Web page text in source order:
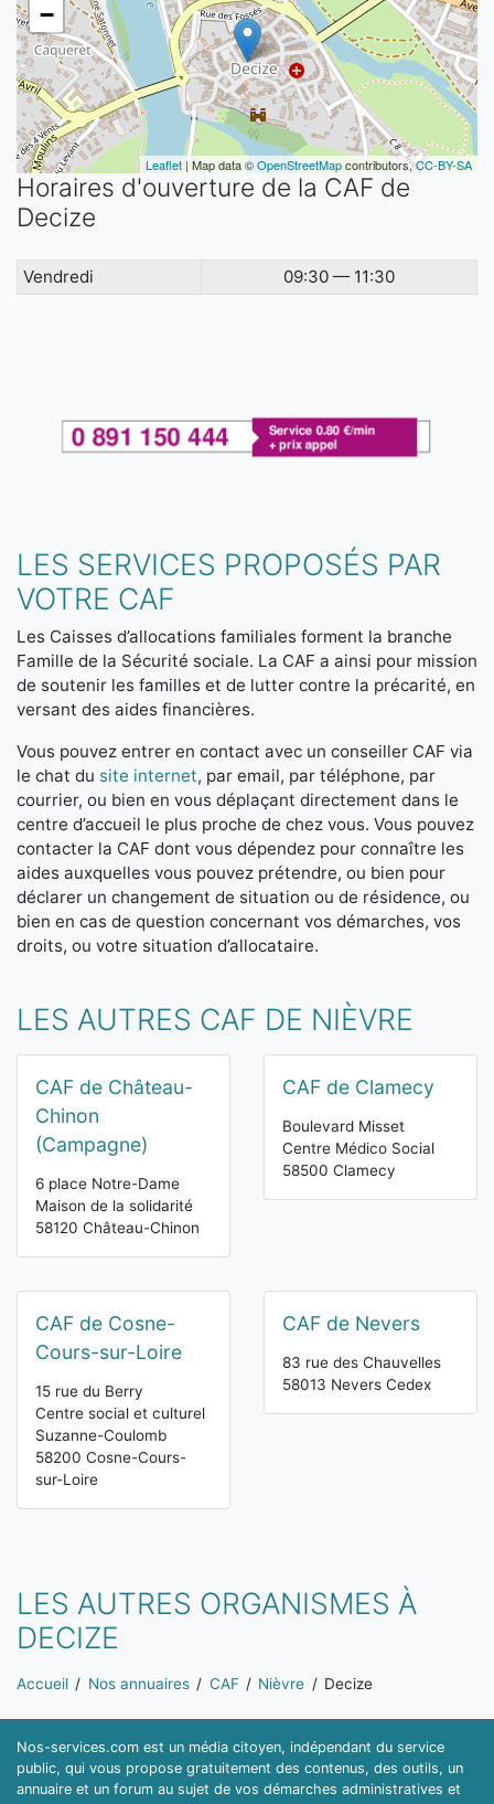
−
Leaflet | Map data ©OpenStreetMapcontributors,CC-BY-SA
Horaires d'ouverture de la CAF de
Decize
Vendredi 09:30 — 11:30
LES SERVICES PROPOSÉS PAR
VOTRE CAF
Les Caisses d’allocations familiales forment la branche
Famille de la Sécurité sociale. La CAF a ainsi pour mission
de soutenir les familles et de lutter contre la précarité, en
versant des aides financières.
Vous pouvez entrer en contact avec un conseiller CAF via
le chat du site internet, par email, par téléphone, par
courrier, ou bien en vous déplaçant directement dans le
centre d’accueil le plus proche de chez vous. Vous pouvez
contacter la CAF dont vous dépendez pour connaître les
aides auxquelles vous pouvez prétendre, ou bien pour
déclarer un changement de situation ou de résidence, ou
bien en cas de question concernant vos démarches, vos
droits, ou votre situation d’allocataire.
LES AUTRES CAF DE NIÈVRE
CAF de Château-
Chinon
(Campagne)
6 place Notre-Dame
Maison de la solidarité
58120 Château-Chinon
CAF de Clamecy
Boulevard Misset
Centre Médico Social
58500 Clamecy
CAF de Cosne-
Cours-sur-Loire
15 rue du Berry
Centre social et culturel
Suzanne-Coulomb
58200 Cosne-Cours-
sur-Loire
CAF de Nevers
83 rue des Chauvelles
58013 Nevers Cedex
LES AUTRES ORGANISMES À
DECIZE
Vous êtes ici:
Accueil Nos annuaires CAF Nièvre Decize
Nos-services.com est un média citoyen, indépendant du service
public, qui vous propose gratuitement des contenus, des outils, un
annuaire et un forum au sujet de vos démarches administratives et